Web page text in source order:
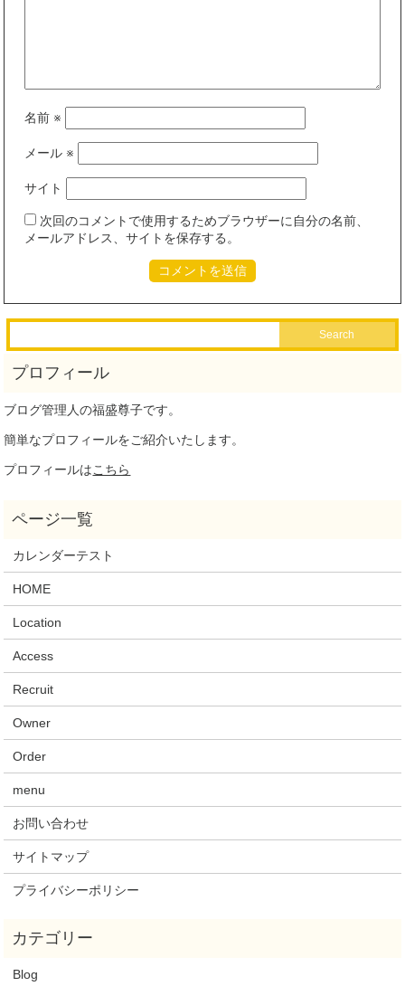
名前 ※
メール ※
サイト
次回のコメントで使用するためブラウザーに自分の名前、
メールアドレス、サイトを保存する。
ブログ管理人の福盛尊子です。
簡単なプロフィールをご紹介いたします。
プロフィールはこちら
カレンダーテスト
HOME
Location
Access
Recruit
Owner
Order
menu
お問い合わせ
サイトマップ
プライバシーポリシー
Blog